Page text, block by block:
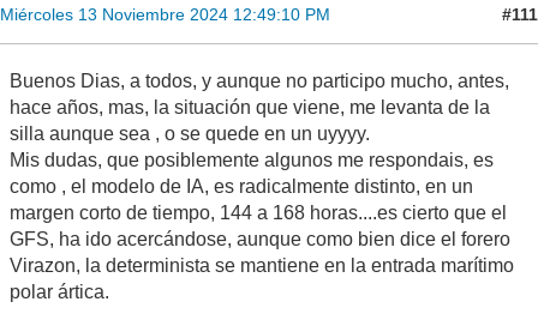
Miércoles 13 Noviembre 2024 12:49:10 PM #111
Buenos Dias, a todos, y aunque no participo mucho, antes,
hace años, mas, la situación que viene, me levanta de la
silla aunque sea , o se quede en un uyyyy.
Mis dudas, que posiblemente algunos me respondais, es
como , el modelo de IA, es radicalmente distinto, en un
margen corto de tiempo, 144 a 168 horas....es cierto que el
GFS, ha ido acercándose, aunque como bien dice el forero
Virazon, la determinista se mantiene en la entrada marítimo
polar ártica.